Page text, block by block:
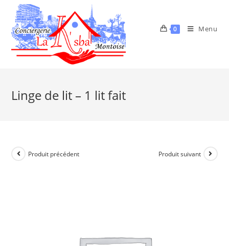
0 Menu
Linge de lit – 1 lit fait
Produit précédent Produit suivant